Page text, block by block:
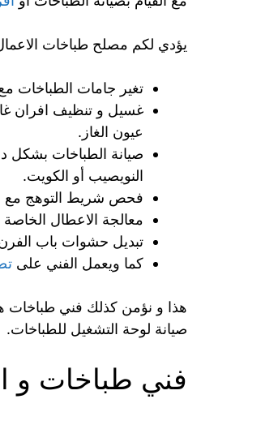
يؤدي لكم مصلح طباخات الاعمال
تغير جامات الطباخات مع
غسيل و تنظيف افران غاز
عيون الغاز.
صيانة الطباخات بشكل
النويصيب أو الكويت.
فحص شريط التوهج مع
معالجة الاعطال الخاصة
تبديل حشوات باب
كما ويعمل الفني على
هذا و نؤمن كذلك فني طباخات
صيانة لوحة التشغيل للطباخات.
فني طباخات و